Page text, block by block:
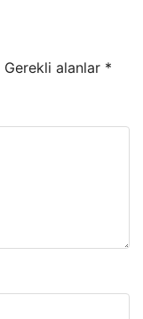
Gerekli alanlar *